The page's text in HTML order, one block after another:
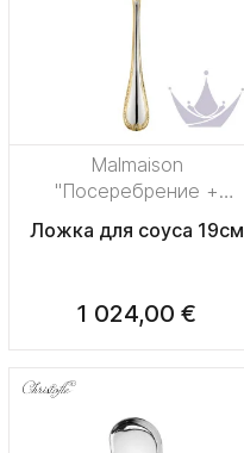
Malmaison
"Посеребрение +
узорная позолота"
Ложка для соуса 19см
1 024,00 €